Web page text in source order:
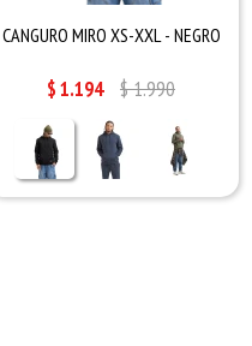
CANGURO MIRO XS-XXL - NEGRO
$ 1.194 $1.990